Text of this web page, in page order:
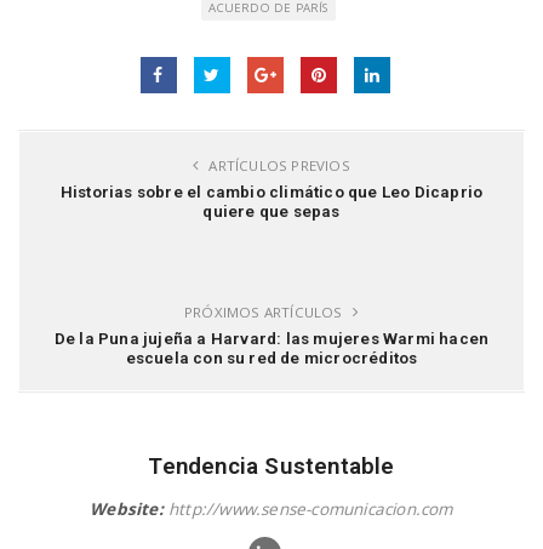
ACUERDO DE PARÍS
ARTÍCULOS PREVIOS
Historias sobre el cambio climático que Leo Dicaprio
quiere que sepas
PRÓXIMOS ARTÍCULOS
De la Puna jujeña a Harvard: las mujeres Warmi hacen
escuela con su red de microcréditos
Tendencia Sustentable
Website: http://www.sense-comunicacion.com